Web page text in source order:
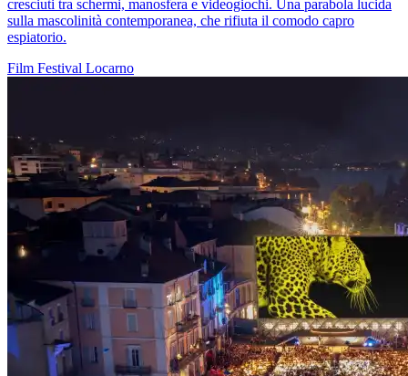
cresciuti tra schermi, manosfera e videogiochi. Una parabola lucida
sulla mascolinità contemporanea, che rifiuta il comodo capro
espiatorio.
Film Festival Locarno